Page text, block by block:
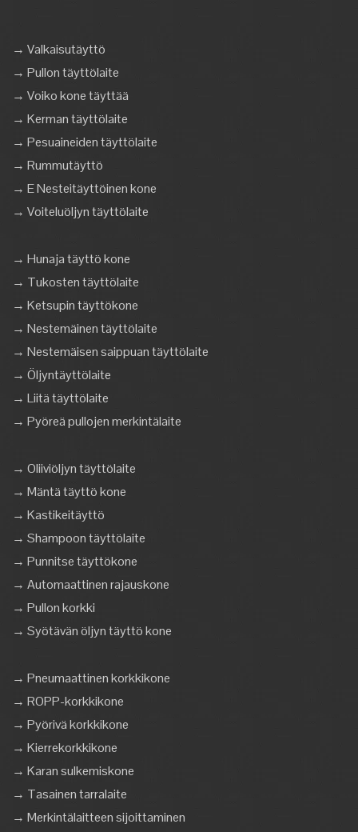
→ Valkaisutäyttö
→ Pullon täyttölaite
→ Voiko kone täyttää
→ Kerman täyttölaite
→ Pesuaineiden täyttölaite
→ Rummutäyttö
→ E Nesteitäyttöinen kone
→ Voiteluöljyn täyttölaite
→ Hunaja täyttö kone
→ Tukosten täyttölaite
→ Ketsupin täyttökone
→ Nestemäinen täyttölaite
→ Nestemäisen saippuan täyttölaite
→ Öljyntäyttölaite
→ Liitä täyttölaite
→ Pyöreä pullojen merkintälaite
→ Oliiviöljyn täyttölaite
→ Mäntä täyttö kone
→ Kastikeitäyttö
→ Shampoon täyttölaite
→ Punnitse täyttökone
→ Automaattinen rajauskone
→ Pullon korkki
→ Syötävän öljyn täyttö kone
→ Pneumaattinen korkkikone
→ ROPP-korkkikone
→ Pyörivä korkkikone
→ Kierrekorkkikone
→ Karan sulkemiskone
→ Tasainen tarralaite
→ Merkintälaitteen sijoittaminen